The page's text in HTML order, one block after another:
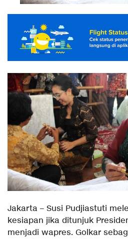
Jakarta – Susi Pudjiastuti
kesiapan jika ditunjuk
menjadi wapres. Golkar